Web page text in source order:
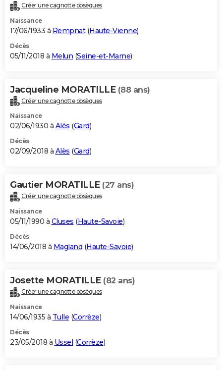
Créer une cagnotte obsèques
Naissance
17/06/1933 à Rempnat(Haute-Vienne)
Décès
05/11/2018 à Melun (Seine-et-Marne)
Jacqueline MORATILLE (88 ans)
Créer une cagnotte obsèques
Naissance
02/06/1930 à Alès (Gard)
Décès
02/09/2018 à Alès (Gard)
Gautier MORATILLE (27 ans)
Créer une cagnotte obsèques
Naissance
05/11/1990 à Cluses (Haute-Savoie)
Décès
14/06/2018 à Magland (Haute-Savoie)
Josette MORATILLE (82 ans)
Créer une cagnotte obsèques
Naissance
14/06/1935 à Tulle (Corrèze)
Décès
23/05/2018 à Ussel (Corrèze)